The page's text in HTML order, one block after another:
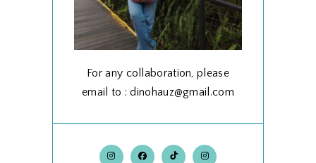
For any collaboration, please
email to : dinohauz@gmail.com